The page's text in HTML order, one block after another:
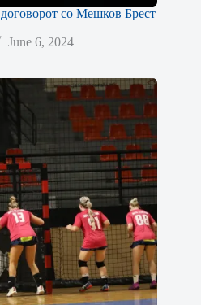
со Мешков Брест
June 6, 2024